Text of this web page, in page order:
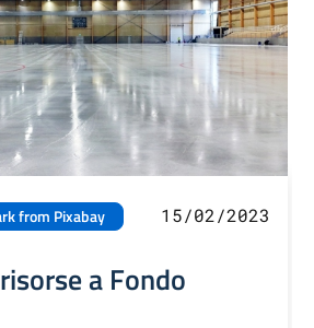
from Pixabay 15/02/2023
a Fondo